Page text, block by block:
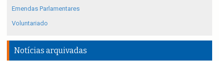
Emendas Parlamentares
Voluntariado
Notícias arquivadas